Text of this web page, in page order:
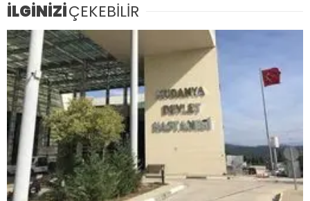
İLGİNİZİÇEKEBİLİR